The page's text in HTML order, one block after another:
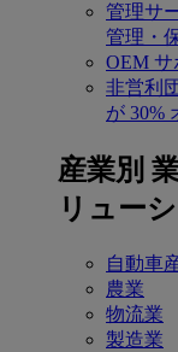
管理サ
管理・
OEM サ
非営利
が 30%
産業別
リュー
自動車
農業
物流業
製造業